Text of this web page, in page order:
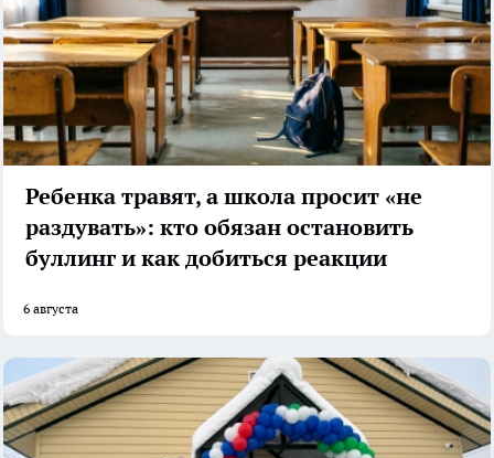
Ребенка травят, а школа просит «не
раздувать»: кто обязан остановить
буллинг и как добиться реакции
6 августа